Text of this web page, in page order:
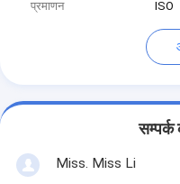
प्रमाणन
ISO
Miss. Miss Li